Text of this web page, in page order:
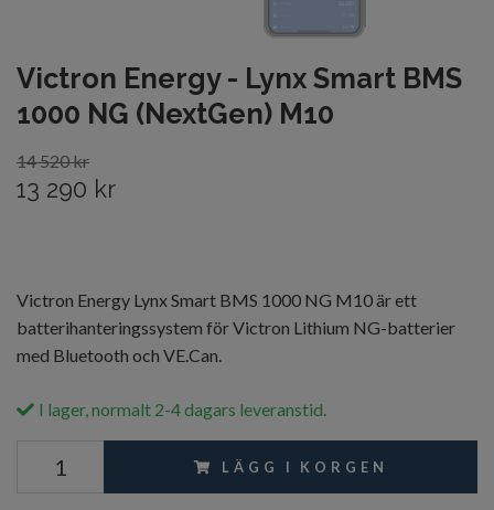
Victron Energy - Lynx Smart BMS
1000 NG (NextGen) M10
14 520 kr
13 290 kr
Victron Energy Lynx Smart BMS 1000 NG M10 är ett
batterihanteringssystem för Victron Lithium NG-batterier
med Bluetooth och VE.Can.
I lager, normalt 2-4 dagars leveranstid.
LÄGG I KORGEN